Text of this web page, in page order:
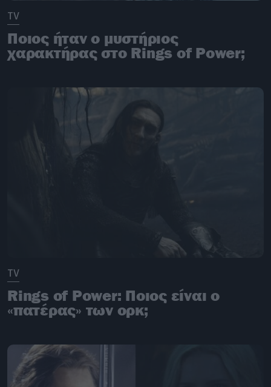
TV
Ποιος ήταν ο μυστήριος
χαρακτήρας στο Rings of Power;
TV
Rings of Power: Ποιος είναι ο
«πατέρας» των ορκ;